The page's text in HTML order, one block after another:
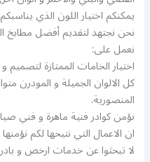
يمكنكم اختيار اللون الذي
نحن نجتهد لتقديم أفضل
نعمل على:
اختيار الخامات الممتازة
كل الالوان الجميلة و المودرن
المنصورية.
نؤمن كوادر فنية ماهرة و فني
ان الاعمال التي نتيحها لكم
لا تبحثوا عن خدمات ارخص و